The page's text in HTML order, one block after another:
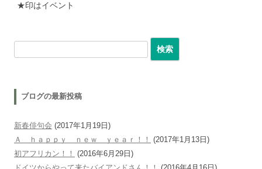
★印はイベント
検索:
ブログの最新投稿
新春俳句会 (2017年1月19日)
Ａ ｈａｐｐｙ ｎｅｗ ｙｅａｒ！！
(2017年1月13日)
初アフリカン！！
(2016年6月29日)